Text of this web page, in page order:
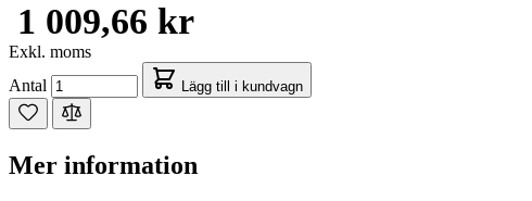
1 009,66 kr
Exkl. moms
Antal
Lägg till i kundvagn
Mer information